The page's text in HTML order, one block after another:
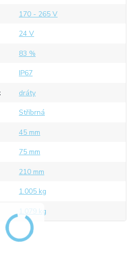
170 - 265 V
24 V
83 %
IP67
dráty
Stříbrná
45 mm
75 mm
210 mm
1.005 kg
1.079 kg